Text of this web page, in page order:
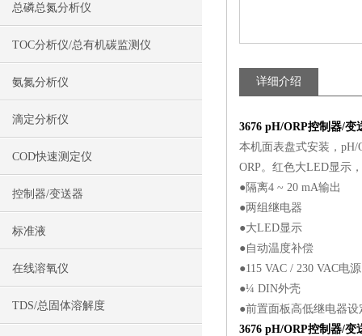
总磷总氮分析仪
TOC分析仪/总有机碳监测仪
氨氮分析仪
滴定分析仪
COD快速测定仪
控制器/变送器
标准液
在线溶氧仪
TDS/总固体溶解度
详细介绍
3676 pH/ORP控制器/变
本机面表盘式安装，pH/
ORP。红色大LED显示
●隔离4 ~ 20 mA输出
●两组继电器
●大LED显示
●自动温度补偿
●115 VAC / 230 VAC电源
●¼ DIN外壳
●前置面板高低继电器设
3676 pH/ORP控制器/变